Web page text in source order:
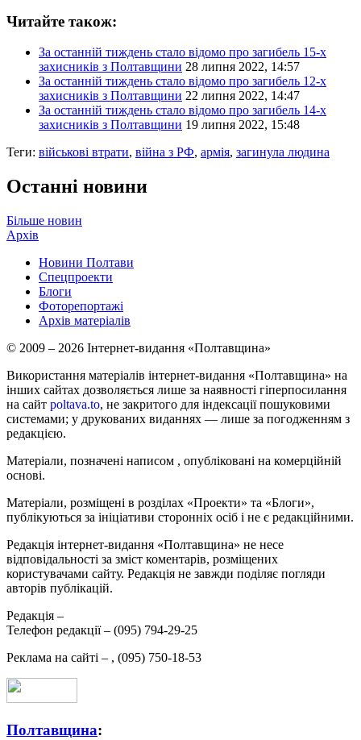
Читайте також:
За останній тиждень стало відомо про загибель 15-х
захисників з Полтавщини 28 липня 2022, 14:57
За останній тиждень стало відомо про загибель 12-х
захисників з Полтавщини 22 липня 2022, 14:47
За останній тиждень стало відомо про загибель 14-х
захисників з Полтавщини 19 липня 2022, 15:48
Теги: військові втрати, війна з РФ, армія, загинула людина
Останні новини
Більше новин
Архів
Новини Полтави
Спецпроекти
Блоги
Фоторепортажі
Архів матеріалів
© 2009 – 2026 Інтернет-видання «Полтавщина»
Використання матеріалів інтернет-видання «Полтавщина» на
інших сайтах дозволяється лише за наявності гіперпосилання
на сайт poltava.to, не закритого для індексації пошуковими
системами; у друкованих виданнях — лише за погодженням з
редакцією.
Матеріали, позначені написом , опубліковані на комерційній
основі.
Матеріали, розміщені в розділах «Проекти» та «Блоги»,
публікуються за ініціативи сторонніх осіб і не є редакційними.
Редакція інтернет-видання «Полтавщина» не несе
відповідальності за зміст коментарів, розміщених
користувачами сайту. Редакція не завжди поділяє погляди
авторів публікацій.
Редакція –
Телефон редакції – (095) 794-29-25
Реклама на сайті – , (095) 750-18-53
Полтавщина: